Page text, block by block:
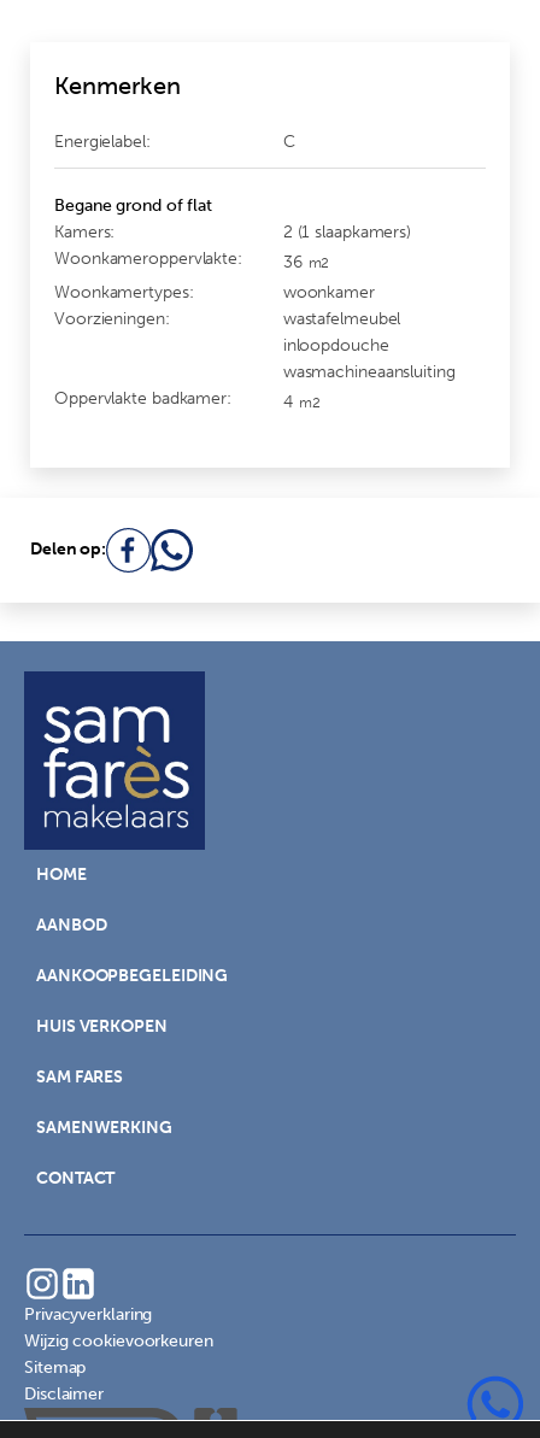
Kenmerken
Energielabel: C
Begane grond of flat
Kamers:
2 (1 slaapkamers)
Woonkameroppervlakte:
36 m2
Woonkamertypes:
woonkamer
Voorzieningen:
wastafelmeubel
inloopdouche
wasmachineaansluiting
Oppervlakte badkamer:
4 m2
Delen op:
HOME
AANBOD
AANKOOPBEGELEIDING
HUIS VERKOPEN
SAM FARES
SAMENWERKING
CONTACT
Privacyverklaring
Wijzig cookievoorkeuren
Sitemap
Disclaimer